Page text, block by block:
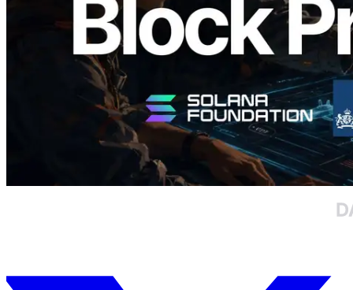
Đọc bài viết này